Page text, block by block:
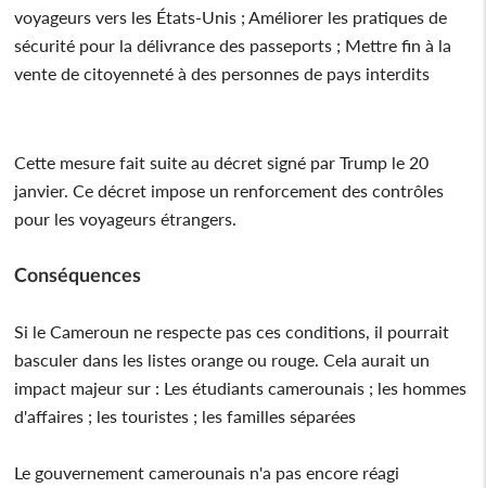
voyageurs vers les États-Unis ; Améliorer les pratiques de
sécurité pour la délivrance des passeports ; Mettre fin à la
vente de citoyenneté à des personnes de pays interdits
Cette mesure fait suite au décret signé par Trump le 20
janvier. Ce décret impose un renforcement des contrôles
pour les voyageurs étrangers.
Conséquences
Si le Cameroun ne respecte pas ces conditions, il pourrait
basculer dans les listes orange ou rouge. Cela aurait un
impact majeur sur : Les étudiants camerounais ; les hommes
d'affaires ; les touristes ; les familles séparées
Le gouvernement camerounais n'a pas encore réagi